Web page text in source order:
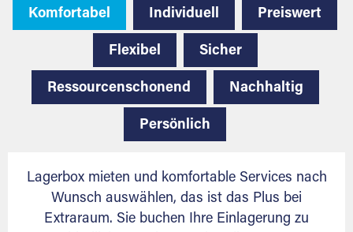
Komfortabel Individuell Preiswert
Flexibel Sicher
Ressourcenschonend Nachhaltig
Persönlich
Lagerbox mieten und komfortable Services nach
Wunsch auswählen, das ist das Plus bei
Extraraum. Sie buchen Ihre Einlagerung zu